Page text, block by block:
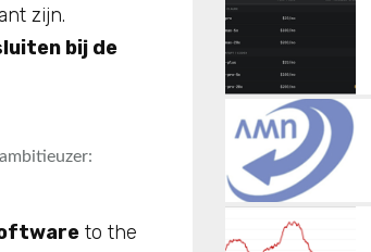
zijn.
bij de
to the